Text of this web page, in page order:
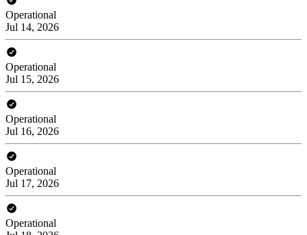
Operational
Jul 14, 2026
Operational
Jul 15, 2026
Operational
Jul 16, 2026
Operational
Jul 17, 2026
Operational